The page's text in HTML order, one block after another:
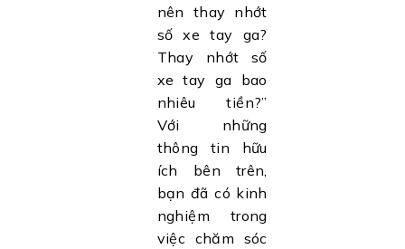
nên thay nhớt
số xe tay ga?
Thay nhớt số
xe tay ga bao
nhiêu tiền?”
Với những
thông tin hữu
ích bên trên,
bạn đã có kinh
nghiệm trong
việc chăm sóc